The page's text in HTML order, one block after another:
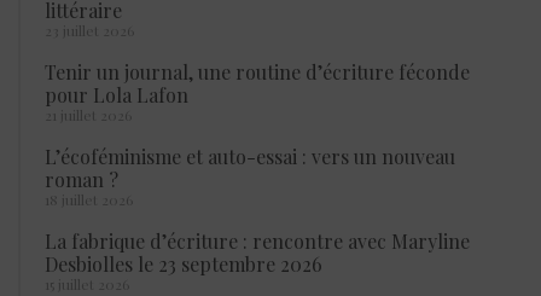
littéraire
23 juillet 2026
Tenir un journal, une routine d’écriture féconde
pour Lola Lafon
21 juillet 2026
L’écoféminisme et auto-essai : vers un nouveau
roman ?
18 juillet 2026
La fabrique d’écriture : rencontre avec Maryline
Desbiolles le 23 septembre 2026
15 juillet 2026